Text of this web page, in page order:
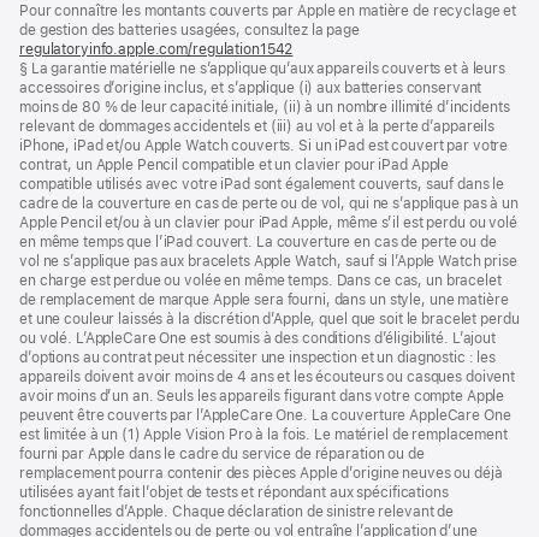
de
page
de
bas
de
page
Pour connaître les montants couverts par Apple en matière de recyclage et
de gestion des batteries usagées, consultez la page
regulatoryinfo.apple.com/regulation1542
dans
une
nouvelle
fenêtre)
§ La garantie matérielle ne s’applique qu’aux appareils couverts et à leurs
accessoires d’origine inclus, et s’applique (i) aux batteries conservant
moins de 80 % de leur capacité initiale, (ii) à un nombre illimité d’incidents
relevant de dommages accidentels et (iii) au vol et à la perte d’appareils
iPhone, iPad et/ou Apple Watch couverts. Si un iPad est couvert par votre
contrat, un Apple Pencil compatible et un clavier pour iPad Apple
compatible utilisés avec votre iPad sont également couverts, sauf dans le
cadre de la couverture en cas de perte ou de vol, qui ne s’applique pas à un
Apple Pencil et/ou à un clavier pour iPad Apple, même s’il est perdu ou volé
en même temps que l’iPad couvert. La couverture en cas de perte ou de
vol ne s’applique pas aux bracelets Apple Watch, sauf si l’Apple Watch prise
en charge est perdue ou volée en même temps. Dans ce cas, un bracelet
de remplacement de marque Apple sera fourni, dans un style, une matière
et une couleur laissés à la discrétion d’Apple, quel que soit le bracelet perdu
ou volé. L’AppleCare One est soumis à des conditions d’éligibilité. L’ajout
d’options au contrat peut nécessiter une inspection et un diagnostic : les
appareils doivent avoir moins de 4 ans et les écouteurs ou casques doivent
avoir moins d’un an. Seuls les appareils figurant dans votre compte Apple
peuvent être couverts par l’AppleCare One. La couverture AppleCare One
est limitée à un (1) Apple Vision Pro à la fois. Le matériel de remplacement
fourni par Apple dans le cadre du service de réparation ou de
remplacement pourra contenir des pièces Apple d’origine neuves ou déjà
utilisées ayant fait l’objet de tests et répondant aux spécifications
fonctionnelles d’Apple. Chaque déclaration de sinistre relevant de
dommages accidentels ou de perte ou vol entraîne l’application d’une